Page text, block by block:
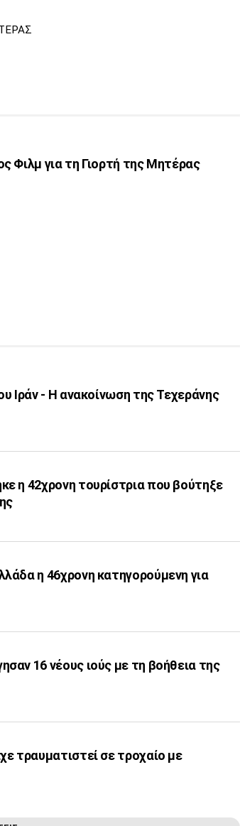
Φιλμ για τη Γιορτή της Μητέρας
Ιράν - Η ανακοίνωση της Τεχεράνης
η 42χρονη τουρίστρια που βούτηξε
η 46χρονη κατηγορούμενη για
16 νέους ιούς με τη βοήθεια της
τραυματιστεί σε τροχαίο με